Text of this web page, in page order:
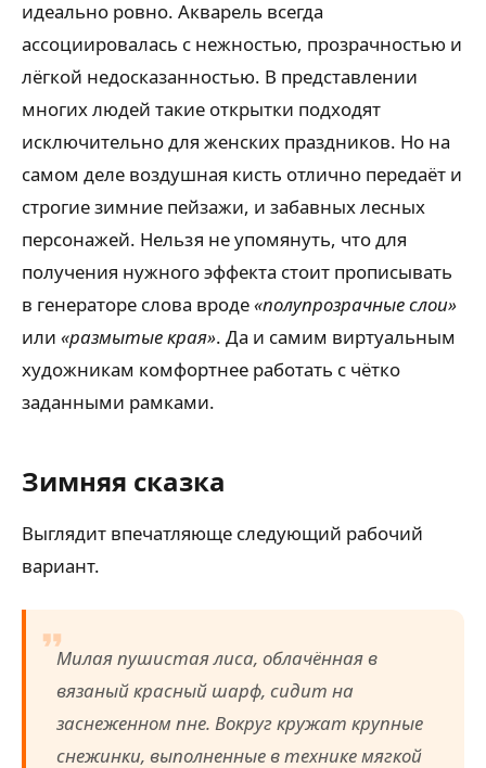
идеально ровно. Акварель всегда
ассоциировалась с нежностью, прозрачностью и
лёгкой недосказанностью. В представлении
многих людей такие открытки подходят
исключительно для женских праздников. Но на
самом деле воздушная кисть отлично передаёт и
строгие зимние пейзажи, и забавных лесных
персонажей. Нельзя не упомянуть, что для
получения нужного эффекта стоит прописывать
в генераторе слова вроде«полупрозрачные слои»
или «размытые края». Да и самим виртуальным
художникам комфортнее работать с чётко
заданными рамками.
Зимняя сказка
Выглядит впечатляюще следующий рабочий
вариант.
Милая пушистая лиса, облачённая в
вязаный красный шарф, сидит на
заснеженном пне. Вокруг кружат крупные
снежинки, выполненные в технике мягкой